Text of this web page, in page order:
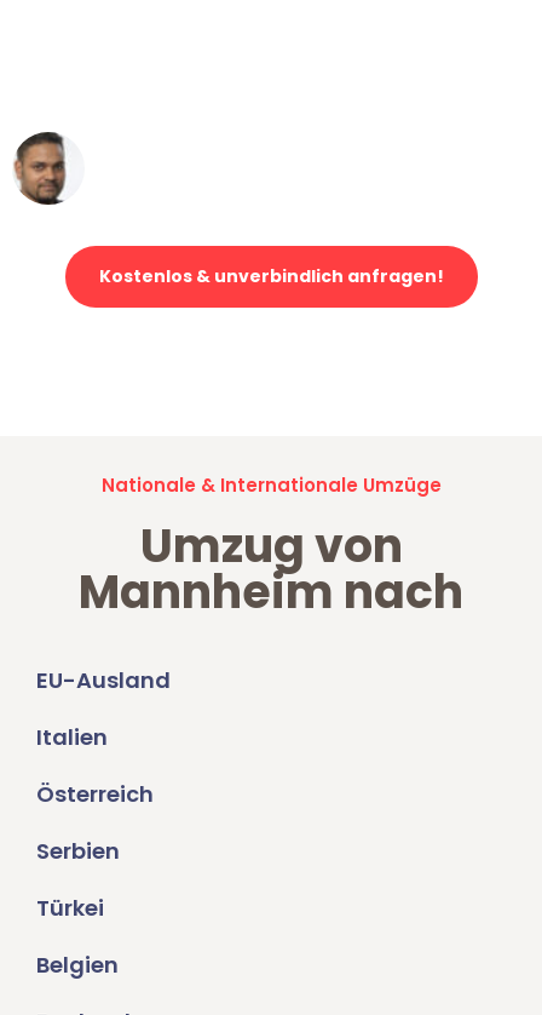
Kostenlos & unverbindlich anfragen!
Nationale & Internationale Umzüge
Umzug von
Mannheim nach
EU-Ausland
Italien
Österreich
Serbien
Türkei
Belgien